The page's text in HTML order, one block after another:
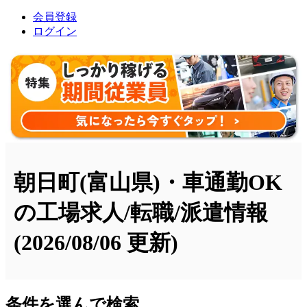
会員登録
ログイン
朝日町(富山県)・車通勤OK
の工場求人/転職/派遣情報
(2026/08/06 更新)